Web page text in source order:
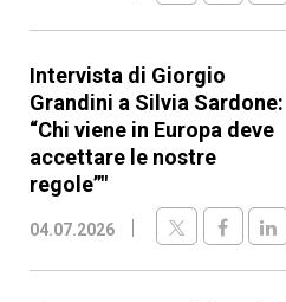
Intervista di Giorgio
Grandini a Silvia Sardone:
“Chi viene in Europa deve
accettare le nostre
regole”"
04.07.2026